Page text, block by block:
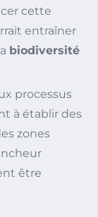
cette
entraîner
biodiversité
processus
à établir des
zones
être